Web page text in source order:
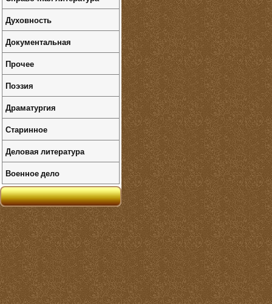
Духовность
Документальная
Прочее
Поэзия
Драматургия
Старинное
Деловая литература
Военное дело